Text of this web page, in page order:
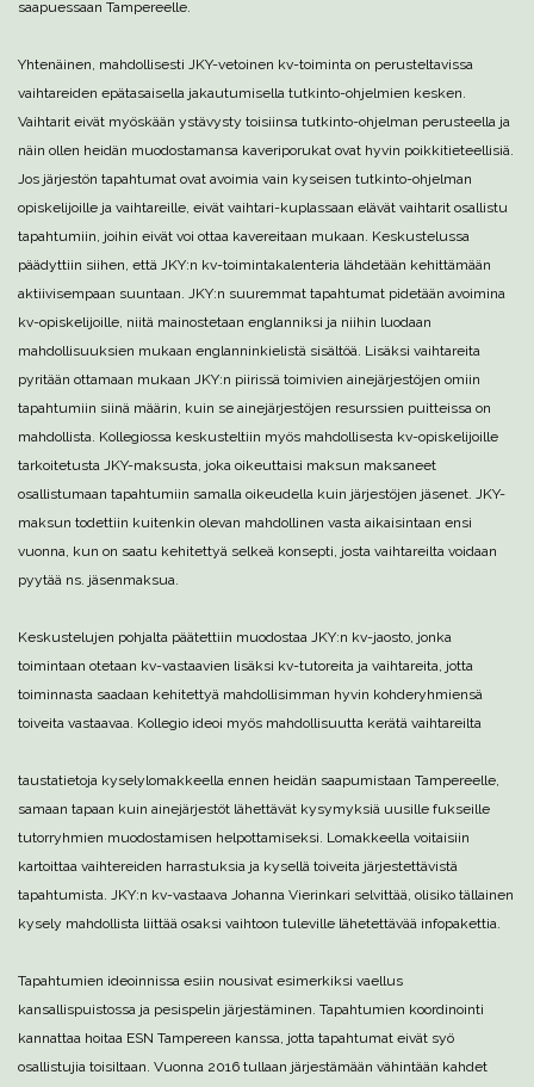
saapuessaan Tampereelle.
Yhtenäinen, mahdollisesti JKY-vetoinen kv-toiminta on perusteltavissa
vaihtareiden epätasaisella jakautumisella tutkinto-ohjelmien kesken.
Vaihtarit eivät myöskään ystävysty toisiinsa tutkinto-ohjelman perusteella ja
näin ollen heidän muodostamansa kaveriporukat ovat hyvin poikkitieteellisiä.
Jos järjestön tapahtumat ovat avoimia vain kyseisen tutkinto-ohjelman
opiskelijoille ja vaihtareille, eivät vaihtari-kuplassaan elävät vaihtarit osallistu
tapahtumiin, joihin eivät voi ottaa kavereitaan mukaan. Keskustelussa
päädyttiin siihen, että JKY:n kv-toimintakalenteria lähdetään kehittämään
aktiivisempaan suuntaan. JKY:n suuremmat tapahtumat pidetään avoimina
kv-opiskelijoille, niitä mainostetaan englanniksi ja niihin luodaan
mahdollisuuksien mukaan englanninkielistä sisältöä. Lisäksi vaihtareita
pyritään ottamaan mukaan JKY:n piirissä toimivien ainejärjestöjen omiin
tapahtumiin siinä määrin, kuin se ainejärjestöjen resurssien puitteissa on
mahdollista. Kollegiossa keskusteltiin myös mahdollisesta kv-opiskelijoille
tarkoitetusta JKY-maksusta, joka oikeuttaisi maksun maksaneet
osallistumaan tapahtumiin samalla oikeudella kuin järjestöjen jäsenet. JKY-
maksun todettiin kuitenkin olevan mahdollinen vasta aikaisintaan ensi
vuonna, kun on saatu kehitettyä selkeä konsepti, josta vaihtareilta voidaan
pyytää ns. jäsenmaksua.
Keskustelujen pohjalta päätettiin muodostaa JKY:n kv-jaosto, jonka
toimintaan otetaan kv-vastaavien lisäksi kv-tutoreita ja vaihtareita, jotta
toiminnasta saadaan kehitettyä mahdollisimman hyvin kohderyhmiensä
toiveita vastaavaa. Kollegio ideoi myös mahdollisuutta kerätä vaihtareilta
taustatietoja kyselylomakkeella ennen heidän saapumistaan Tampereelle,
samaan tapaan kuin ainejärjestöt lähettävät kysymyksiä uusille fukseille
tutorryhmien muodostamisen helpottamiseksi. Lomakkeella voitaisiin
kartoittaa vaihtereiden harrastuksia ja kysellä toiveita järjestettävistä
tapahtumista. JKY:n kv-vastaava Johanna Vierinkari selvittää, olisiko tällainen
kysely mahdollista liittää osaksi vaihtoon tuleville lähetettävää infopakettia.
Tapahtumien ideoinnissa esiin nousivat esimerkiksi vaellus
kansallispuistossa ja pesispelin järjestäminen. Tapahtumien koordinointi
kannattaa hoitaa ESN Tampereen kanssa, jotta tapahtumat eivät syö
osallistujia toisiltaan. Vuonna 2016 tullaan järjestämään vähintään kahdet